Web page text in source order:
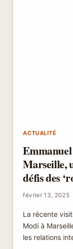
ACTUALITÉ
Marseille,
défis des
février 13, 2025
La récente
Modi à
les relations